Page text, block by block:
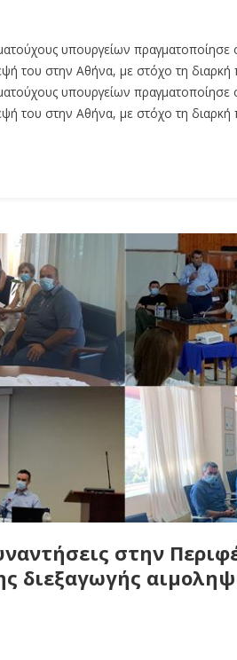
υπουργείων πραγματοποίησε
του στην Αθήνα, με στόχο τη διαρκή
υπουργείων πραγματοποίησε
του στην Αθήνα, με στόχο τη
στην
διεξαγωγής